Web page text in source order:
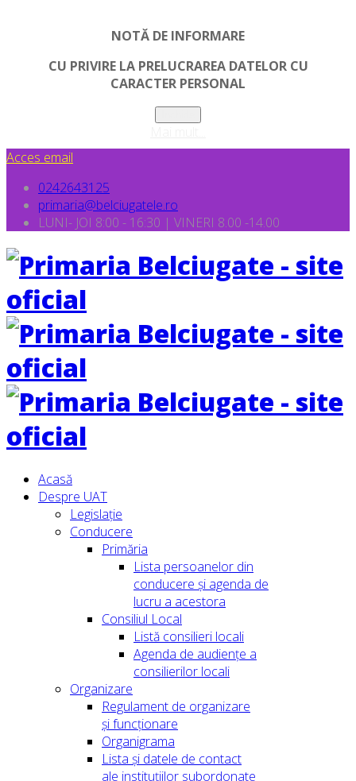
NOTĂ DE INFORMARE
CU PRIVIRE LA PRELUCRAREA DATELOR CU
CARACTER PERSONAL
Acces email
0242643125
primaria@belciugatele.ro
LUNI- JOI 8:00 - 16:30 | VINERI 8.00 -14.00
Acasă
Despre UAT
Legislație
Conducere
Primăria
Lista persoanelor din
conducere şi agenda de
lucru a acestora
Consiliul Local
Listă consilieri locali
Agenda de audiențe a
consilierilor locali
Organizare
Regulament de organizare
și funcționare
Organigrama
Lista și datele de contact
ale instituțiilor subordonate